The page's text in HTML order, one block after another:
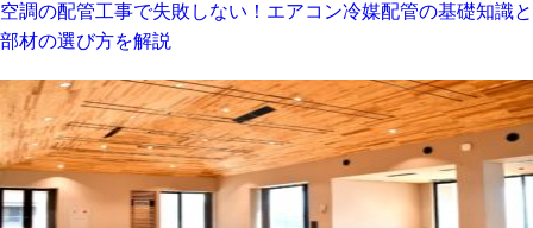
空調の配管工事で失敗しない！エアコン冷媒配管の基礎知識と
部材の選び方を解説